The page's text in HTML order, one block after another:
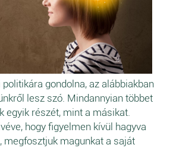
gondolna, az alábbiakban
lesz szó. Mindannyian többet
egyik részét, mint a másikat.
hogy figyelmen kívül hagyva
megfosztjuk magunkat a saját